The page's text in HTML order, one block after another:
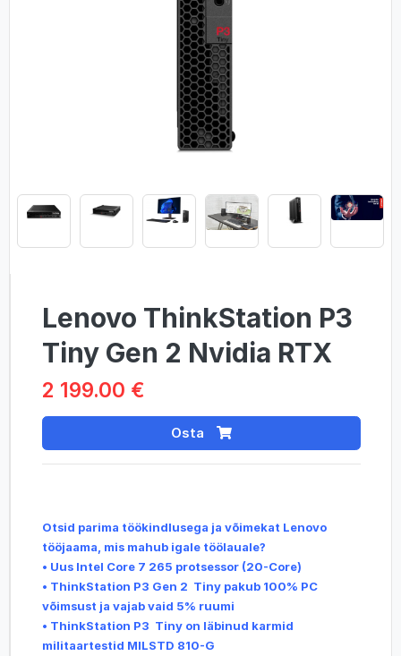
Lenovo ThinkStation P3
Tiny Gen 2 Nvidia RTX
2 199.00 €
Osta
Otsid parima töökindlusega ja võimekat Lenovo
tööjaama, mis mahub igale töölauale?
• Uus Intel Core 7 265 protsessor (20-Core)
• ThinkStation P3 Gen 2 Tiny pakub 100% PC
võimsust ja vajab vaid 5% ruumi
• ThinkStation P3 Tiny on läbinud karmid
militaartestid MILSTD 810-G